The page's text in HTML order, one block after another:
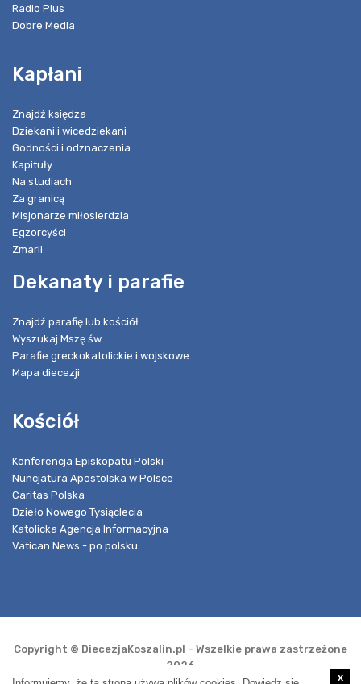
Radio Plus
Dobre Media
Kapłani
Znajdź księdza
Dziekani i wicedziekani
Godności i odznaczenia
Kapituły
Na studiach
Za granicą
Misjonarze miłosierdzia
Egzorcyści
Zmarli
Dekanaty i parafie
Znajdź parafię lub kościół
Wyszukaj Mszę św.
Parafie greckokatolickie i wojskowe
Mapa diecezji
Kościół
Konferencja Episkopatu Polski
Nuncjatura Apostolska w Polsce
Caritas Polska
Dzieło Nowego Tysiąclecia
Katolicka Agencja Informacyjna
Vatican News - po polsku
Copyright © DiecezjaKoszalin.pl - Wszelkie prawa zastrzeżone
2026
x